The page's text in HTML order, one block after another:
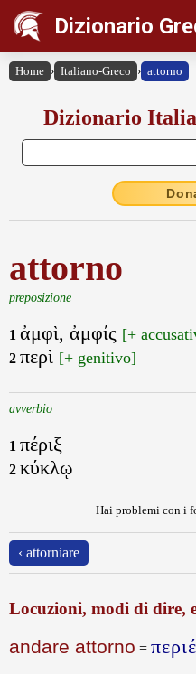
Dizionario
Home › Italiano-Greco › attorno
Dizionario
attorno
preposizione
1 ἀμφὶ, ἀμφίς [+
2 περὶ [+ genitivo]
avverbio
1 πέριξ
2 κύκλῳ
Hai problemi con i
‹ attorniare
Locuzioni, modi di dire,
andare attorno =